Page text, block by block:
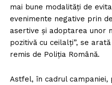
mai bune modalități de
evenimente negative prin
asertive și adoptarea unor
pozitivă cu ceilalți”, se
remis de Poliția Română.
Astfel, în cadrul